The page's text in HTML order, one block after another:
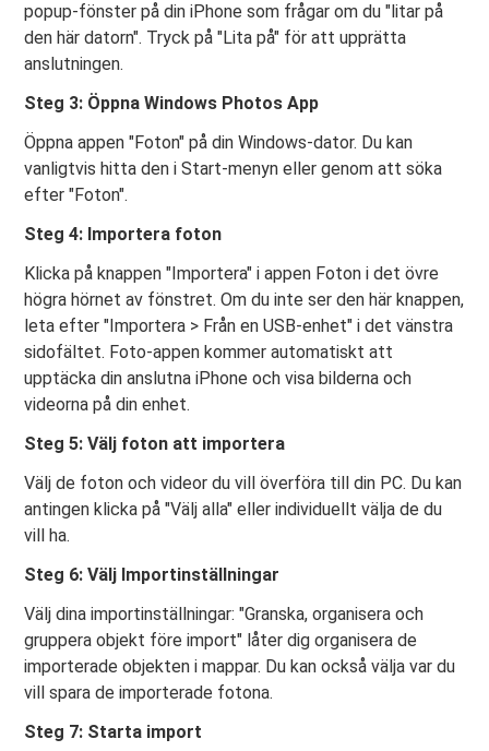
popup-fönster på din iPhone som frågar om du "litar på
den här datorn". Tryck på "Lita på" för att upprätta
anslutningen.
Steg 3: Öppna Windows Photos App
Öppna appen "Foton" på din Windows-dator. Du kan
vanligtvis hitta den i Start-menyn eller genom att söka
efter "Foton".
Steg 4: Importera foton
Klicka på knappen "Importera" i appen Foton i det övre
högra hörnet av fönstret. Om du inte ser den här knappen,
leta efter "Importera > Från en USB-enhet" i det vänstra
sidofältet. Foto-appen kommer automatiskt att
upptäcka din anslutna iPhone och visa bilderna och
videorna på din enhet.
Steg 5: Välj foton att importera
Välj de foton och videor du vill överföra till din PC. Du kan
antingen klicka på "Välj alla" eller individuellt välja de du
vill ha.
Steg 6: Välj Importinställningar
Välj dina importinställningar: "Granska, organisera och
gruppera objekt före import" låter dig organisera de
importerade objekten i mappar. Du kan också välja var du
vill spara de importerade fotona.
Steg 7: Starta import